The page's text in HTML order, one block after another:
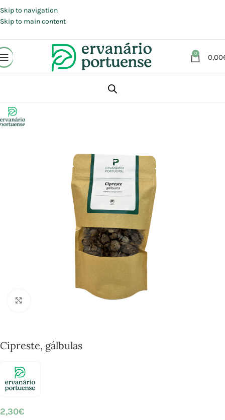
Skip to navigation
Skip to main content
0 0,00
Cipreste, gálbulas
2,30€